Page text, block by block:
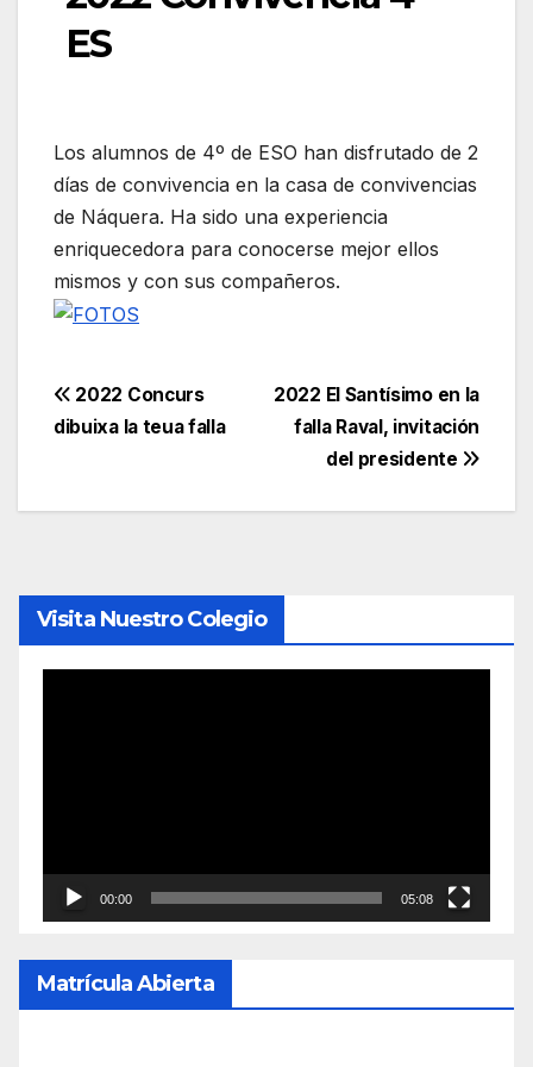
ES
Los alumnos de 4º de ESO han disfrutado de 2
días de convivencia en la casa de convivencias
de Náquera. Ha sido una experiencia
enriquecedora para conocerse mejor ellos
mismos y con sus compañeros.
Navegación
entradas
2022 El Santísimo en la
falla Raval, invitación
del presidente
2022 Concurs
dibuixa la teua falla
Visita Nuestro Colegio
00:00 05:08
Matrícula Abierta